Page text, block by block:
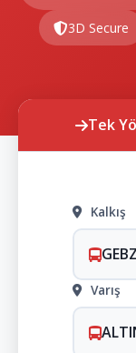
3D Secure
Tek
Kalkış
Varış